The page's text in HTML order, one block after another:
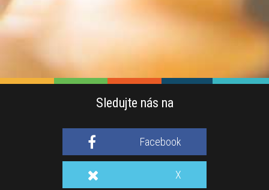
Sledujte nás na
Facebook
X